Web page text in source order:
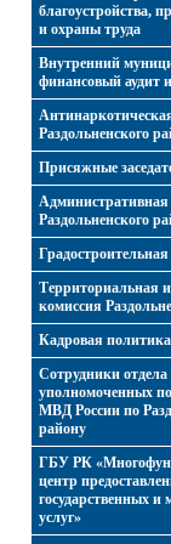
благоустройства,
и охраны труда
Внутренний
финансовый аудит
Раздольненского
Присяжные
Административная
Раздольненского
Градостроительная
Территориальная
комиссия
Кадровая политика
Сотрудники отдела
уполномоченных
МВД России по
району
ГБУ РК
центр
государственных
услуг»